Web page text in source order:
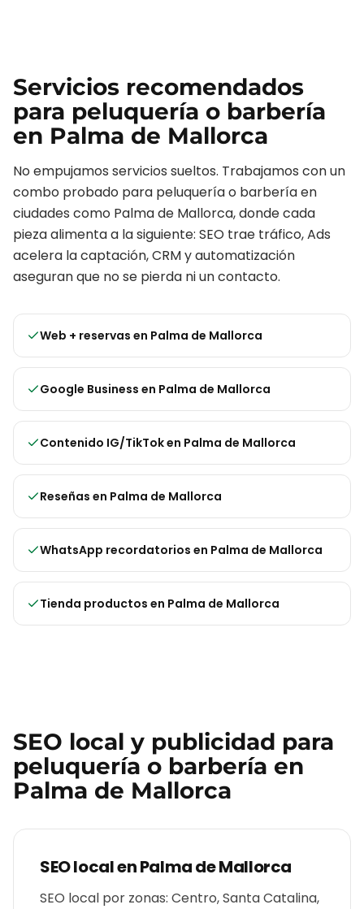
Servicios recomendados
para peluquería o barbería
en Palma de Mallorca
No empujamos servicios sueltos. Trabajamos con un
combo probado para peluquería o barberíaen
ciudades como Palma de Mallorca, donde cada
pieza alimenta a la siguiente: SEO trae tráfico, Ads
acelera la captación, CRM y automatización
aseguran que no se pierda ni un contacto.
Web + reservas en Palma de Mallorca
Google Business en Palma de Mallorca
Contenido IG/TikToken Palma de Mallorca
Reseñas en Palma de Mallorca
WhatsApp recordatorios en Palma de Mallorca
Tienda productos en Palma de Mallorca
SEO local y publicidad para
peluquería o barbería en
Palma de Mallorca
SEO local enPalma de Mallorca
SEO local por zonas: Centro, Santa Catalina,